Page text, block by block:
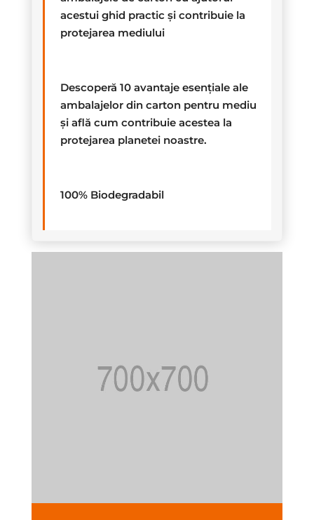
acestui ghid practic și contribuie la
protejarea mediului
Descoperă 10 avantaje esențiale ale
ambalajelor din carton pentru mediu
și află cum contribuie acestea la
protejarea planetei noastre.
100% Biodegradabil